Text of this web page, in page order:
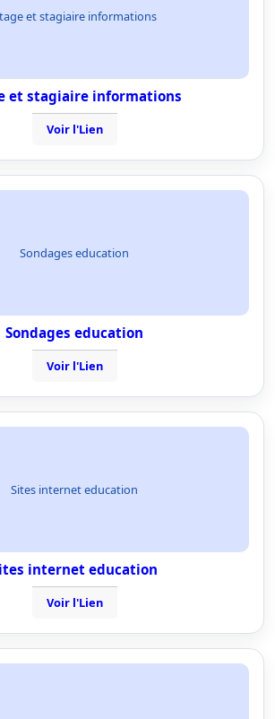
et stagiaire informations
et stagiaire informations
Voir l'Lien
Sondages education
Sondages education
Voir l'Lien
Sites internet education
internet education
Voir l'Lien